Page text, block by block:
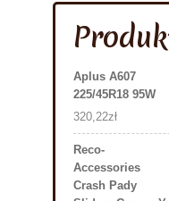
Aplus A607
225/45R18 95W
320,22zł
Reco-
Accessories
Crash Pady